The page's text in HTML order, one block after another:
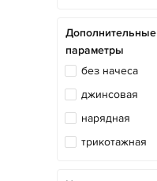
Дополнительные
параметры
без начеса
джинсовая
нарядная
трикотажная